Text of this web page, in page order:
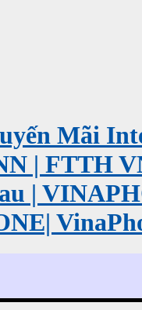
Mãi
| FTTH
|